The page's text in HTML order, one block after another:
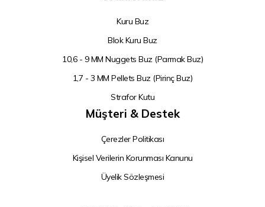
Kuru Buz
Blok Kuru Buz
10,6 - 9 MM Nuggets Buz (Parmak Buz)
1,7 - 3 MM Pellets Buz (Pirinç Buz)
Strafor Kutu
Müşteri & Destek
Çerezler Politikası
Kişisel Verilerin Korunması Kanunu
Üyelik Sözleşmesi